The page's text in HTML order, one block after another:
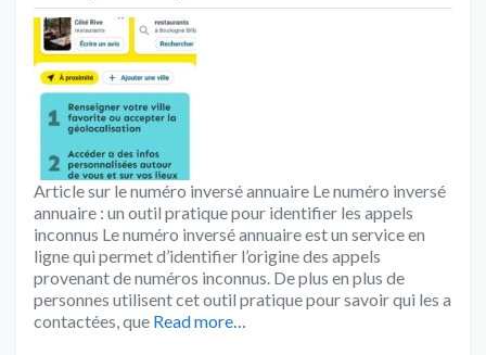
Article sur le numéro inversé annuaire Le numéro inversé
annuaire : un outil pratique pour identifier les appels
inconnus Le numéro inversé annuaire est un service en
ligne qui permet d’identifier l’origine des appels
provenant de numéros inconnus. De plus en plus de
personnes utilisent cet outil pratique pour savoir qui les a
contactées, que Read more…